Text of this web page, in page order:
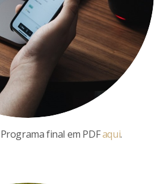
final em PDFaqui.